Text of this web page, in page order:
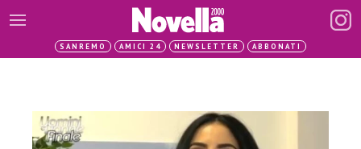
SANREMO AMICI 24 NEWSLETTER ABBONATI